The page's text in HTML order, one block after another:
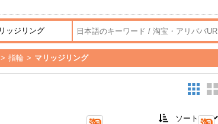
> 指輪 > マリッジリング